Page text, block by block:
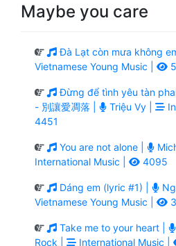
Maybe you care
Đà Lạt còn mưa không
Vietnamese Young Music |
Đừng để tình yêu tàn
- 別讓愛凋落 |
Triệu Vy |
4451
You are not alone |
International Music |
4095
Dáng em (lyric #1) |
Vietnamese Young Music |
Take me to your heart |
Rock |
International Music |